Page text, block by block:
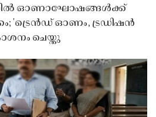
ഓണാഘോഷങ്ങൾക്ക്
'ട്രെൻഡ് ഓണം, ട്രഡിഷൻ
ചെയ്തു